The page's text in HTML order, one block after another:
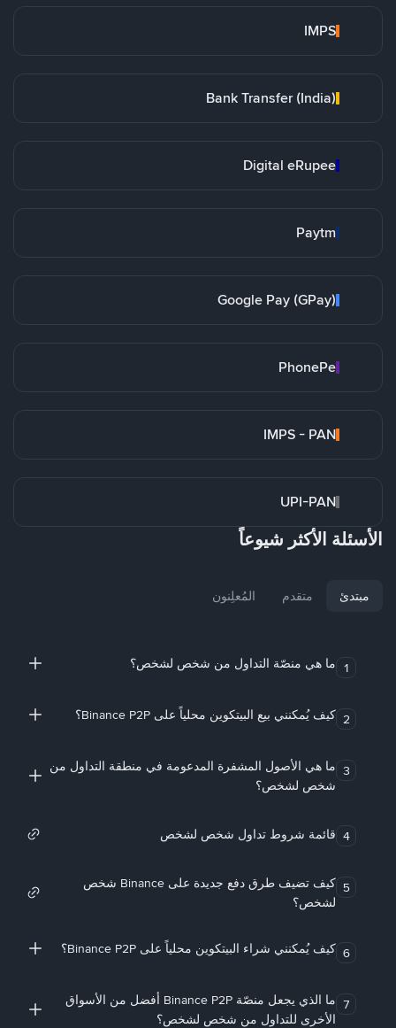
IMPS
Bank Transfer (India)
Digital eRupee
Paytm
Google Pay (GPay)
PhonePe
IMPS - PAN
UPI-PAN
الأسئلة الأكثر شيوعاً
مبتدئ متقدم المُعلِنون
1 ما هي منصّة التداول من شخص لشخص؟
2 كيف يُمكنني بيع البيتكوين محلياً على Binance P2P؟
3 ما هي الأصول المشفرة المدعومة في منطقة التداول من
شخص لشخص؟
4 قائمة شروط تداول شخص لشخص
5
كيف تضيف طرق دفع جديدة على Binance شخص
لشخص؟
6 كيف يُمكنني شراء البيتكوين محلياً على Binance P2P؟
7
ما الذي يجعل منصّة Binance P2P أفضل من الأسواق
الأخرى للتداول من شخص لشخص؟